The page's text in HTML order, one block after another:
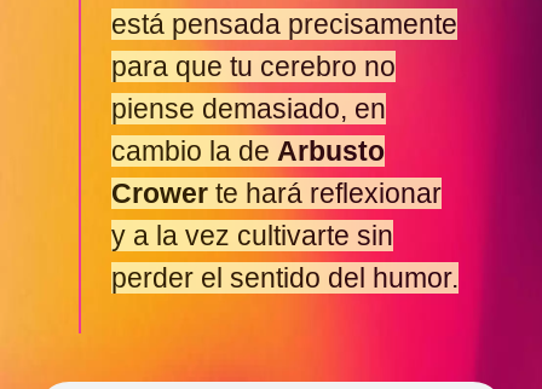
está pensada precisamente
para que tu cerebro no
piense demasiado, en
cambio la deArbusto
Crower te hará reflexionar
y a la vez cultivarte sin
perder el sentido del humor.